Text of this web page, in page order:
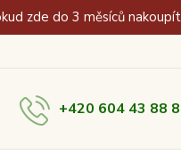
zde do 3 měsíců
+420 604 43 88